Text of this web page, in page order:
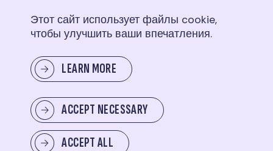
110 W. 40th Street,
Suite 2207
Отправить нам сообщение
Этот сайт использует файлы cookie,
чтобы улучшить ваши впечатления.
LEARN MORE
ACCEPT NECESSARY
ACCEPT ALL